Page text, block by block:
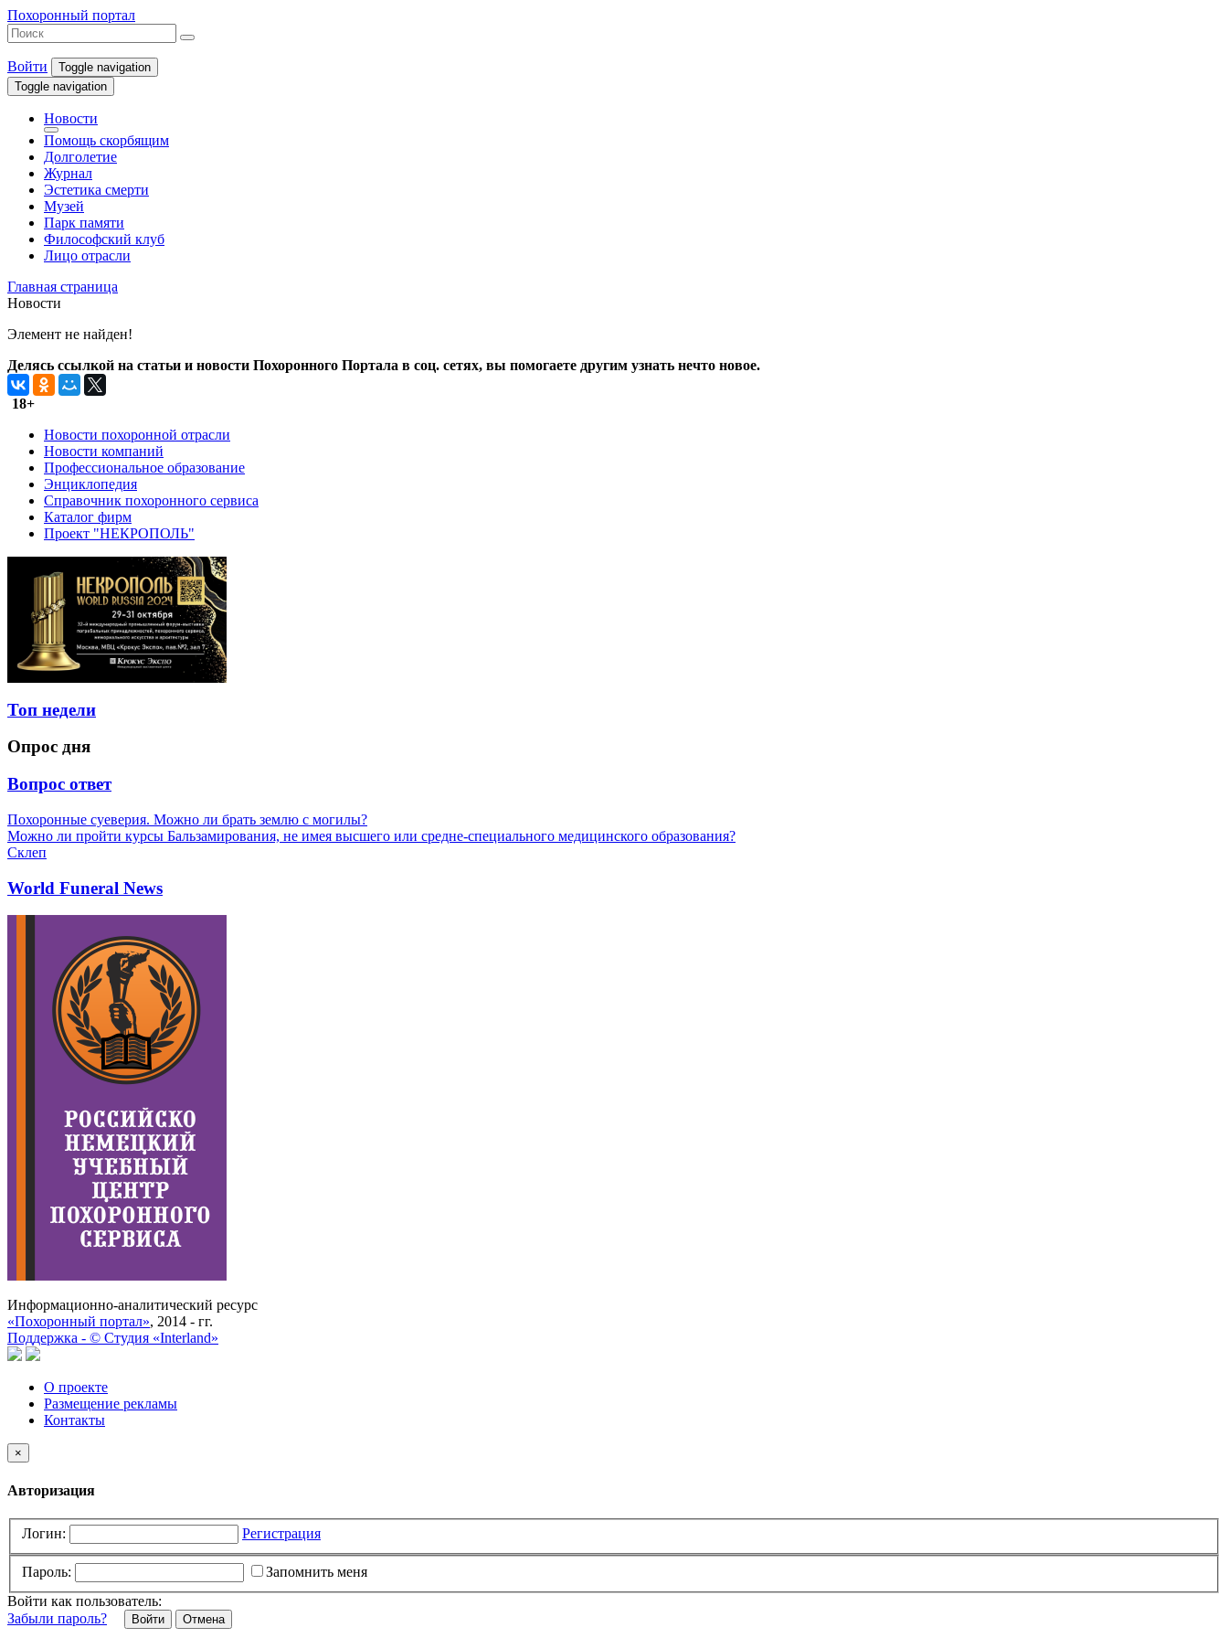
Похоронный портал
Войти
Toggle navigation
Toggle navigation
Новости
Помощь скорбящим
Долголетие
Журнал
Эстетика смерти
Музей
Парк памяти
Философский клуб
Лицо отрасли
Главная страница
Новости
Элемент не найден!
Делясь ссылкой на статьи и новости Похоронного Портала в соц. сетях, вы помогаете другим узнать нечто новое.
18+
Новости похоронной отрасли
Новости компаний
Профессиональное образование
Энциклопедия
Справочник похоронного сервиса
Каталог фирм
Проект "НЕКРОПОЛЬ"
Топ недели
Опрос дня
Вопрос ответ
Похоронные суеверия. Можно ли брать землю с могилы?
Можно ли пройти курсы Бальзамирования, не имея высшего или средне-специального медицинского образования?
Склеп
World Funeral News
Информационно-аналитический ресурс
«Похоронный портал», 2014 - гг.
Поддержка - © Cтудия «Interland»
О проекте
Размещение рекламы
Контакты
×
Авторизация
Логин: Регистрация
Пароль:
Запомнить меня
Войти как пользователь:
Забыли пароль?
Отмена